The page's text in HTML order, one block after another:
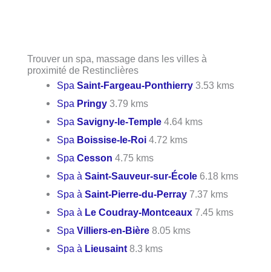
Trouver un spa, massage dans les villes à
proximité de Restinclières
SpaSaint-Fargeau-Ponthierry 3.53 kms
Spa Pringy 3.79 kms
SpaSavigny-le-Temple 4.64 kms
Spa Boissise-le-Roi 4.72 kms
SpaCesson 4.75 kms
Spa àSaint-Sauveur-sur-École 6.18 kms
Spa àSaint-Pierre-du-Perray 7.37 kms
Spa à Le Coudray-Montceaux 7.45 kms
SpaVilliers-en-Bière 8.05 kms
Spa à Lieusaint 8.3 kms